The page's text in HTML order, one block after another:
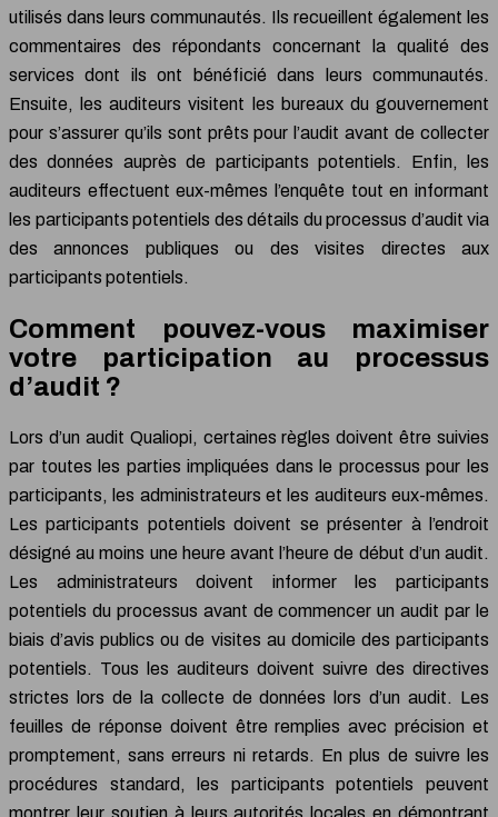
utilisés dans leurs communautés. Ils recueillent également les
commentaires des répondants concernant la qualité des
services dont ils ont bénéficié dans leurs communautés.
Ensuite, les auditeurs visitent les bureaux du gouvernement
pour s’assurer qu’ils sont prêts pour l’audit avant de collecter
des données auprès de participants potentiels. Enfin, les
auditeurs effectuent eux-mêmes l’enquête tout en informant
les participants potentiels des détails du processus d’audit via
des annonces publiques ou des visites directes aux
participants potentiels.
Comment pouvez-vous maximiser
votre participation au processus
d’audit ?
Lors d’un audit Qualiopi, certaines règles doivent être suivies
par toutes les parties impliquées dans le processus pour les
participants, les administrateurs et les auditeurs eux-mêmes.
Les participants potentiels doivent se présenter à l’endroit
désigné au moins une heure avant l’heure de début d’un audit.
Les administrateurs doivent informer les participants
potentiels du processus avant de commencer un audit par le
biais d’avis publics ou de visites au domicile des participants
potentiels. Tous les auditeurs doivent suivre des directives
strictes lors de la collecte de données lors d’un audit. Les
feuilles de réponse doivent être remplies avec précision et
promptement, sans erreurs ni retards. En plus de suivre les
procédures standard, les participants potentiels peuvent